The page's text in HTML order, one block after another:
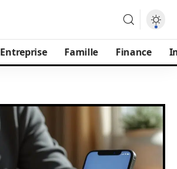
Entreprise Famille Finance